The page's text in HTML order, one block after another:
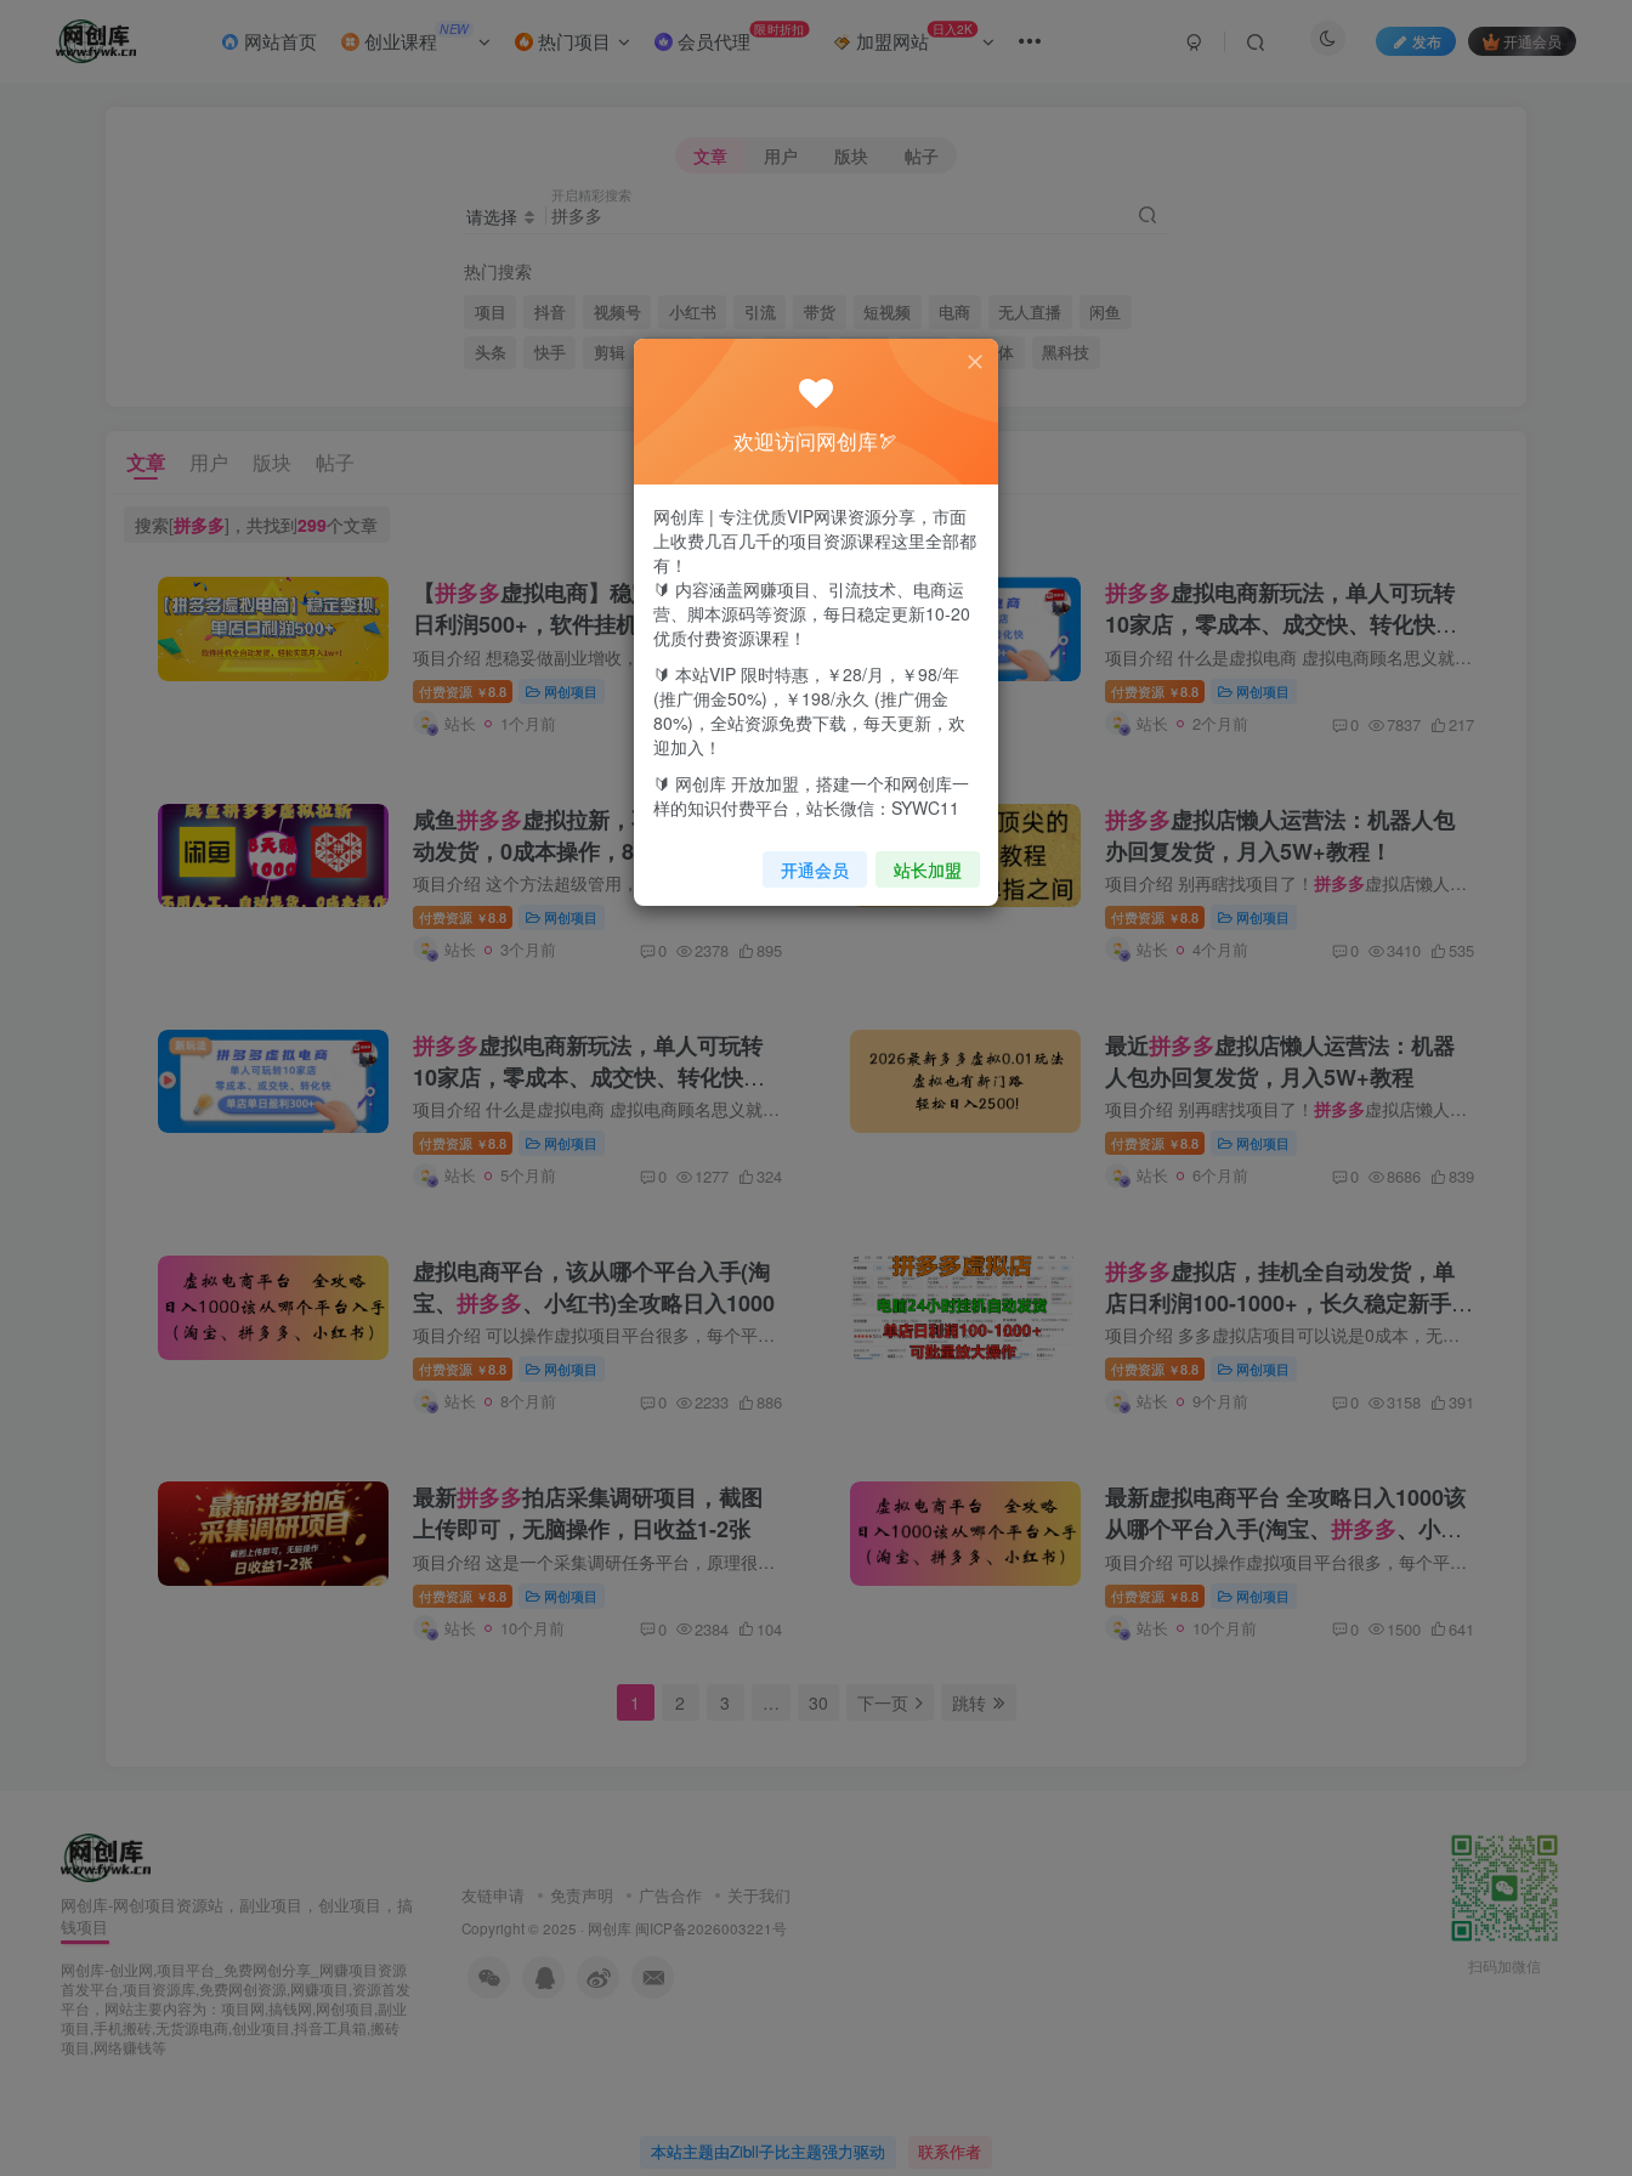
网站首页 创业课程 NEW 热门项目 会员代理 限时折扣 加盟网站 日入2K
发布 开通会员
文章 用户 版块 帖子
请选择
开启精彩搜索
热门搜索
项目 抖音 视频号 小红书 引流 带货 短视频 电商 无人直播
闲鱼
头条
快手 剪辑 自媒体 黑科技
文章 用户 版块 帖子
搜索[拼多多]，共找到299个文章
【拼多多虚拟电商】稳定变现，单店
日利润500+，软件挂机全自动发货，
轻松实现月入1w+！
付费资源 ￥8.8 网创项目
站长 1个月前 0 6714 122
拼多多虚拟电商新玩法，单人可玩转
10家店，零成本、成交快、转化快，
单店单日可盈利300+
项目介绍 什么是虚拟电商 虚拟电商顾名思义就是在各大平台售卖虚拟产品，也是目前为数不多，非常适合普通人创业或兼 […]
付费资源 ￥8.8 网创项目
站长 2个月前 0 7837 217
咸鱼拼多多虚拟拉新，不用人工，自
动发货，0成本操作，8天可赚1000
付费资源 ￥8.8 网创项目
站长 3个月前 0 2378 895
拼多多虚拟店懒人运营法：机器人包
办回复发货，月入5W+教程！
项目介绍 别再瞎找项目了！ 拼多多虚拟店懒人运营法：机器人包办回复发货，月入1-5W教程 不用自己发货客服，机器 […]
付费资源 ￥8.8 网创项目
站长 4个月前 0 3410 535
拼多多虚拟电商新玩法，单人可玩转
10家店，零成本、成交快、转化快，
单店单日盈利300+
项目介绍 什么是虚拟电商 虚拟电商顾名思义就是在各大平台售卖虚拟产品，也是目前为数不多，非常适合普通人创业或兼 […]
付费资源 ￥8.8 网创项目
站长 5个月前 0 1277 324
最近拼多多虚拟店懒人运营法：机器
人包办回复发货，月入5W+教程
项目介绍 别再瞎找项目了！ 拼多多虚拟店懒人运营法：机器人包办回复发货，月入1-5W教程 不用自己发货客服，机器 […]
付费资源 ￥8.8 网创项目
站长 6个月前 0 8686 839
虚拟电商平台，该从哪个平台入手(淘
宝、 拼多多、小红书)全攻略日入1000
项目介绍 可以操作虚拟项目平台很多，每个平台都有自己的优势点，并且操作玩法也不一样。所以新手操作前，需要根据自 […]
付费资源 ￥8.8 网创项目
站长 8个月前 0 2233 886
拼多多虚拟店，挂机全自动发货，单
店日利润100-1000+，长久稳定新手首
选项目，可批量放大操作
项目介绍 多多虚拟店项目可以说是0成本，无脑操作，产品找好之后店铺开通好就可以挣钱了，可以说空手套白狼，当天做 […]
付费资源 ￥8.8 网创项目
站长 9个月前 0 3158 391
最新拼多多拍店采集调研项目，截图
上传即可，无脑操作，日收益1-2张
项目介绍 这是一个采集调研任务平台，原理很简单，就是类似以前的任务截图上传，非常的简单，可以说无脑操作，新手小 […]
付费资源 ￥8.8 网创项目
站长 10个月前 0 2384 104
最新虚拟电商平台 全攻略日入1000该
从哪个平台入手(淘宝、 拼多多、小红
书)
项目介绍 可以操作虚拟项目平台很多，每个平台都有自己的优势点，并且操作玩法也不一样。所以新手操作前，需要根据自 […]
付费资源 ￥8.8 网创项目
站长 10个月前 0 1500 641
1 2 3 … 30 下一页 跳转
网创库-网创项目资源站，副业项目，创业项目，搞
钱项目
网创库-创业网,项目平台_免费网创分享_网赚项目资源
首发平台,项目资源库,免费网创资源,网赚项目,资源首发
平台，网站主要内容为：项目网,搞钱网,网创项目,副业
项目,手机搬砖,无货源电商,创业项目,抖音工具箱,搬砖
项目,网络赚钱等
友链申请 免责声明 广告合作 关于我们
Copyright © 2025 · 网创库 闽ICP备2026003221号
扫码加微信
欢迎访问网创库🏹
网创库 | 专注优质VIP网课资源分享，市面
上收费几百几千的项目资源课程这里全部都
有！
🔰 内容涵盖网赚项目、引流技术、电商运
营、脚本源码等资源，每日稳定更新10-20
优质付费资源课程！
🔰 本站VIP 限时特惠，￥28/月，￥98/年
(推广佣金50%)，￥198/永久 (推广佣金
80%)，全站资源免费下载，每天更新，欢
迎加入！
🔰 网创库 开放加盟，搭建一个和网创库一
样的知识付费平台，站长微信：SYWC11
开通会员 站长加盟
本站主题由Zibll子比主题强力驱动 联系作者